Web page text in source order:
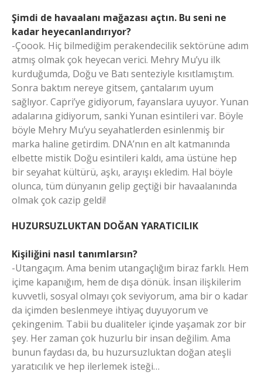
Şimdi de havaalanı mağazası açtın. Bu seni ne
kadar heyecanlandırıyor?
-Çoook. Hiç bilmediğim perakendecilik sektörüne adım
atmış olmak çok heyecan verici. Mehry Mu’yu ilk
kurduğumda, Doğu ve Batı senteziyle kısıtlamıştım.
Sonra baktım nereye gitsem, çantalarım uyum
sağlıyor. Capri’ye gidiyorum, fayanslara uyuyor. Yunan
adalarına gidiyorum, sanki Yunan esintileri var. Böyle
böyle Mehry Mu’yu seyahatlerden esinlenmiş bir
marka haline getirdim. DNA’nın en alt katmanında
elbette mistik Doğu esintileri kaldı, ama üstüne hep
bir seyahat kültürü, aşkı, arayışı ekledim. Hal böyle
olunca, tüm dünyanın gelip geçtiği bir havaalanında
olmak çok cazip geldi!
HUZURSUZLUKTAN DOĞAN YARATICILIK
Kişiliğini nasıl tanımlarsın?
-Utangaçım. Ama benim utangaçlığım biraz farklı. Hem
içime kapanığım, hem de dışa dönük. İnsan ilişkilerim
kuvvetli, sosyal olmayı çok seviyorum, ama bir o kadar
da içimden beslenmeye ihtiyaç duyuyorum ve
çekingenim. Tabii bu dualiteler içinde yaşamak zor bir
şey. Her zaman çok huzurlu bir insan değilim. Ama
bunun faydası da, bu huzursuzluktan doğan ateşli
yaratıcılık ve hep ilerlemek isteği…